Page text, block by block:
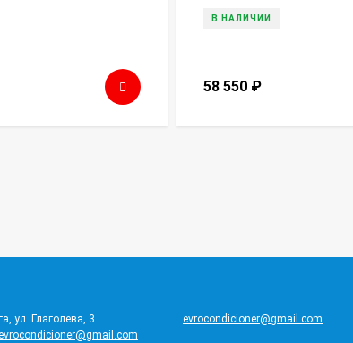
В НАЛИЧИИ
58 550 ₽
ул. Глаголева, 3
evrocondicioner@gmail.com